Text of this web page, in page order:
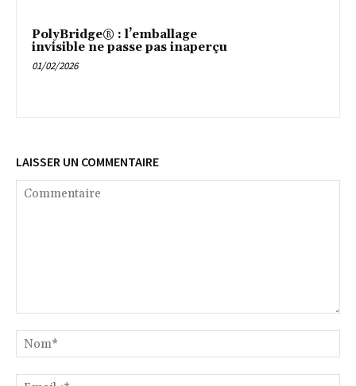
PolyBridge® : l’emballage
invisible ne passe pas inaperçu
01/02/2026
LAISSER UN COMMENTAIRE